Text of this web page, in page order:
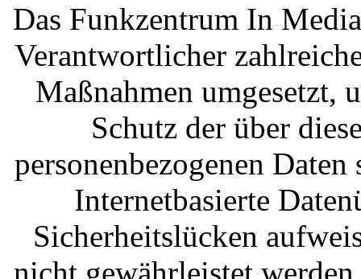
Das Funkzentrum In
Verantwortlicher
Maßnahmen umgesetzt,
Schutz der über
personenbezogenen
Internetbasierte
Sicherheitslücken
nicht gewährleistet